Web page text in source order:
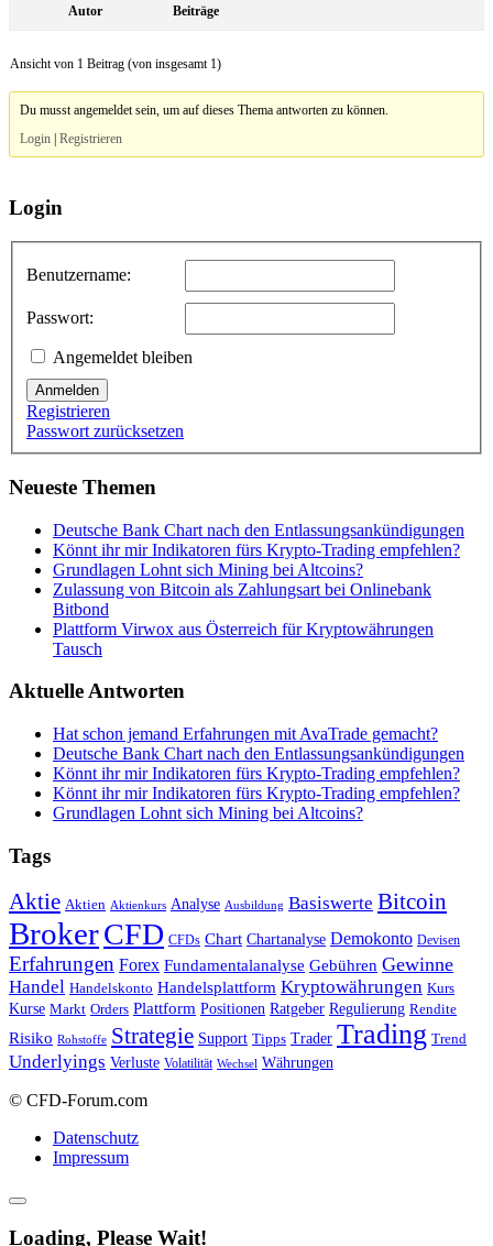
Autor Beiträge
Ansicht von 1 Beitrag (von insgesamt 1)
Du musst angemeldet sein, um auf dieses Thema antworten zu können.
Login |Registrieren
Login
Benutzername:
Passwort:
Angemeldet bleiben
Anmelden
Registrieren
Passwort zurücksetzen
Neueste Themen
Deutsche Bank Chart nach den Entlassungsankündigungen
Könnt ihr mir Indikatoren fürs Krypto-Trading empfehlen?
Grundlagen Lohnt sich Mining bei Altcoins?
Zulassung von Bitcoin als Zahlungsart bei Onlinebank
Bitbond
Plattform Virwox aus Österreich für Kryptowährungen
Tausch
Aktuelle Antworten
Hat schon jemand Erfahrungen mit AvaTrade gemacht?
Deutsche Bank Chart nach den Entlassungsankündigungen
Könnt ihr mir Indikatoren fürs Krypto-Trading empfehlen?
Könnt ihr mir Indikatoren fürs Krypto-Trading empfehlen?
Grundlagen Lohnt sich Mining bei Altcoins?
Tags
Aktie Aktien Aktienkurs Analyse Ausbildung Basiswerte Bitcoin
BrokerCFD CFDs Chart Chartanalyse Demokonto Devisen
Erfahrungen Forex Fundamentalanalyse Gebühren Gewinne
Handel Handelskonto Handelsplattform Kryptowährungen Kurs
Kurse Markt Orders Plattform Positionen Ratgeber Regulierung Rendite
Risiko Rohstoffe Strategie Support Tipps Trader Trading Trend
Underlyings Verluste Volatilität Wechsel Währungen
© CFD-Forum.com
Datenschutz
Impressum
Loading, Please Wait!